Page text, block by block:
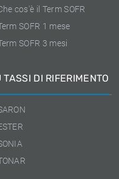
cos'è il Term SOFR
SOFR 1 mese
SOFR 3 mesi
TASSI DI RIFERIMENTO